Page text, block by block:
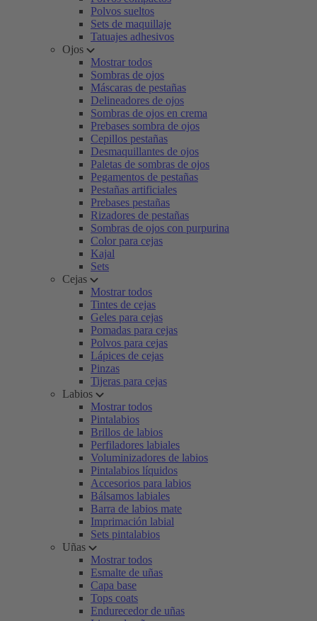
Polvos sueltos
Sets de maquillaje
Tatuajes adhesivos
Ojos
Mostrar todos
Sombras de ojos
Máscaras de pestañas
Delineadores de ojos
Sombras de ojos en crema
Prebases sombra de ojos
Cepillos pestañas
Desmaquillantes de ojos
Paletas de sombras de ojos
Pegamentos de pestañas
Pestañas artificiales
Prebases pestañas
Rizadores de pestañas
Sombras de ojos con purpurina
Color para cejas
Kajal
Sets
Cejas
Mostrar todos
Tintes de cejas
Geles para cejas
Pomadas para cejas
Polvos para cejas
Lápices de cejas
Pinzas
Tijeras para cejas
Labios
Mostrar todos
Pintalabios
Brillos de labios
Perfiladores labiales
Voluminizadores de labios
Pintalabios líquidos
Accesorios para labios
Bálsamos labiales
Barra de labios mate
Imprimación labial
Sets pintalabios
Uñas
Mostrar todos
Esmalte de uñas
Capa base
Tops coats
Endurecedor de uñas